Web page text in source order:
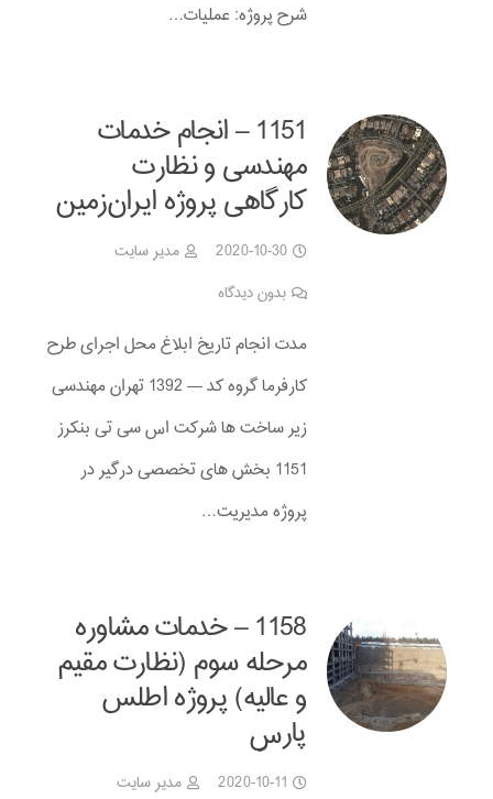
شرح پروژه: عملیات…
1151 – انجام خدمات
مهندسی و نظارت
کارگاهی پروژه ایران‌زمین
2020-10-30
مدیر سایت
بدون دیدگاه
مدت انجام تاریخ ابلاغ محل اجرای طرح
کارفرما گروه کد — 1392 تهران مهندسی
زیر ساخت ها شرکت اس سی تی بنکرز
1151 بخش های تخصصی درگیر در
پروژه مدیریت…
1158 – خدمات مشاوره
مرحله سوم (نظارت مقیم
و عالیه) پروژه اطلس
پارس
2020-10-11 مدیر سایت